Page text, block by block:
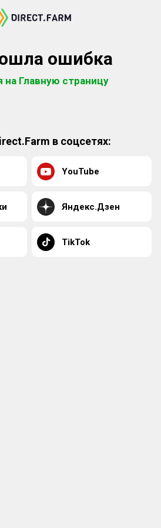
ошибка
на Главную страницу
в соцсетях:
YouTube
Яндекс.Дзен
TikTok